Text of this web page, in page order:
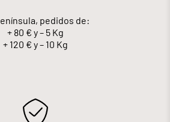
pedidos de:
+ 80 € y – 5 Kg
+ 120 € y – 10 Kg